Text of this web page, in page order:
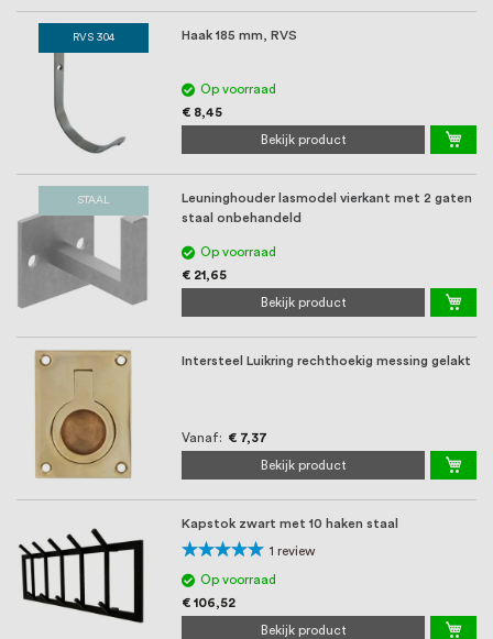
RVS 304 Haak 185 mm, RVS
Op voorraad
€ 8,45
Bekijk product
STAAL
Leuninghouder lasmodel vierkant met 2 gaten
staal onbehandeld
Op voorraad
€ 21,65
Bekijk product
Intersteel Luikring rechthoekig messing gelakt
Vanaf € 7,37
Bekijk product
Kapstok zwart met 10 haken staal
Waardering:
100%
1 review
Op voorraad
€ 106,52
Bekijk product